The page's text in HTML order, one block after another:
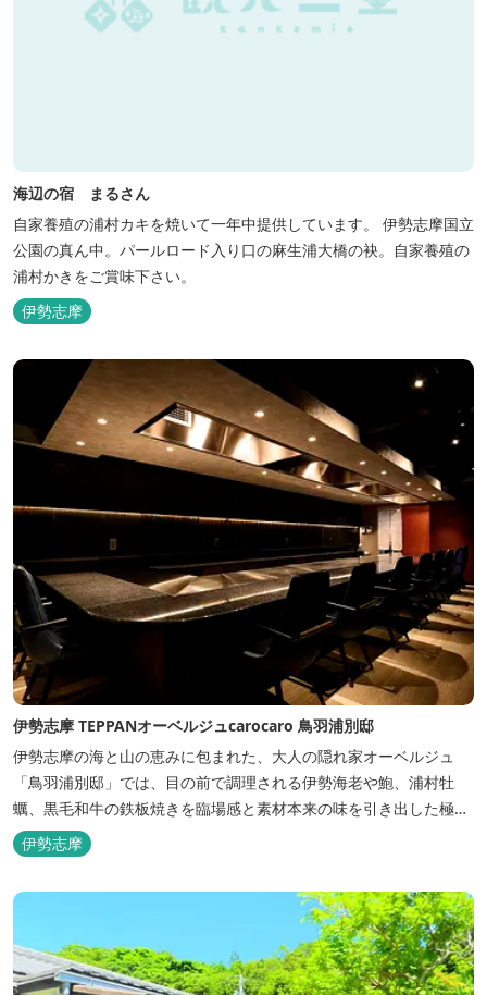
海辺の宿 まるさん
自家養殖の浦村カキを焼いて一年中提供しています。 伊勢志摩国立
公園の真ん中。パールロード入り口の麻生浦大橋の袂。自家養殖の
浦村かきをご賞味下さい。
伊勢志摩
伊勢志摩 TEPPANオーベルジュcarocaro 鳥羽浦別邸
伊勢志摩の海と山の恵みに包まれた、大人の隠れ家オーベルジュ
「鳥羽浦別邸」では、目の前で調理される伊勢海老や鮑、浦村牡
蠣、黒毛和牛の鉄板焼きを臨場感と素材本来の味を引き出した極上
のお料理でご堪能いただけます。露天風呂付きなど6タイプの個性
的な客室で、特別なひとときを大切な人と共にお過ごしくださいま
伊勢志摩